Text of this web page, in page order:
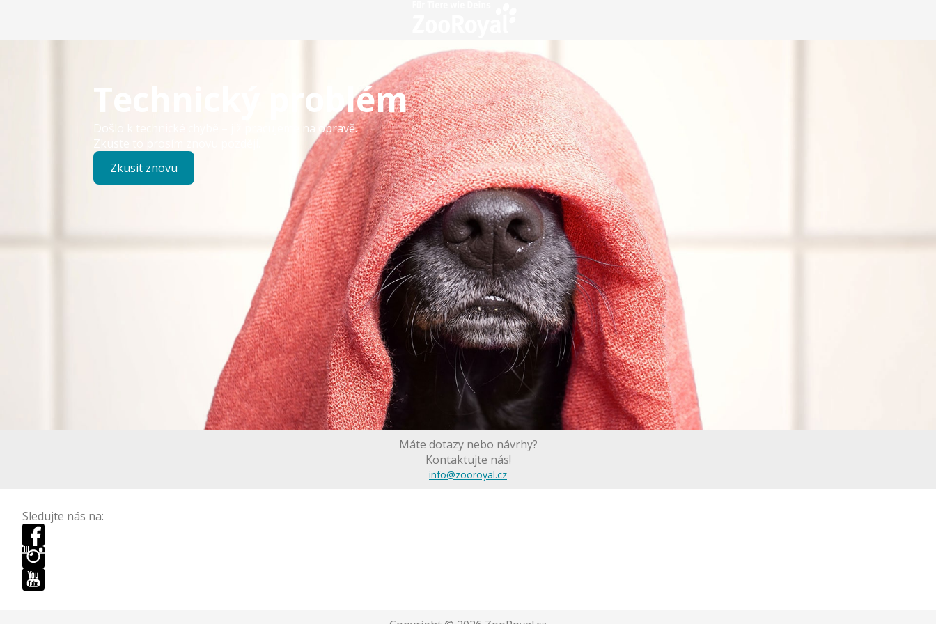
Technický problém
Došlo k technické chybě – již pracujeme na opravě.
Zkuste to prosím znovu později.
Zkusit znovu
Máte dotazy nebo návrhy?
Kontaktujte nás!
info@zooroyal.cz
Sledujte nás na: